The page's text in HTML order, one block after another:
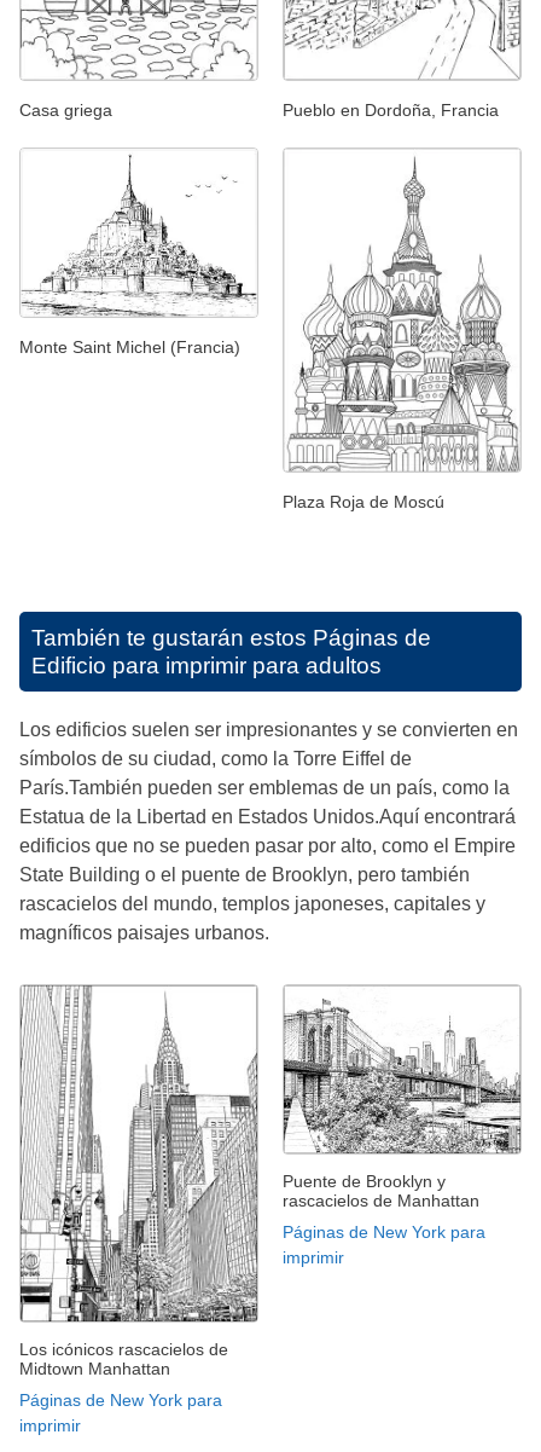
Casa griega Pueblo en Dordoña, Francia
Monte Saint Michel (Francia)
Plaza Roja de Moscú
También te gustarán estos Páginas de
Edificio para imprimir para adultos
Los edificios suelen ser impresionantes y se convierten en
símbolos de su ciudad, como la Torre Eiffel de
París.También pueden ser emblemas de un país, como la
Estatua de la Libertad en Estados Unidos.Aquí encontrará
edificios que no se pueden pasar por alto, como el Empire
State Building o el puente de Brooklyn, pero también
rascacielos del mundo, templos japoneses, capitales y
magníficos paisajes urbanos.
Los icónicos rascacielos de
Midtown Manhattan
Páginas de New York para
imprimir
Puente de Brooklyn y
rascacielos de Manhattan
Páginas de New York para
imprimir